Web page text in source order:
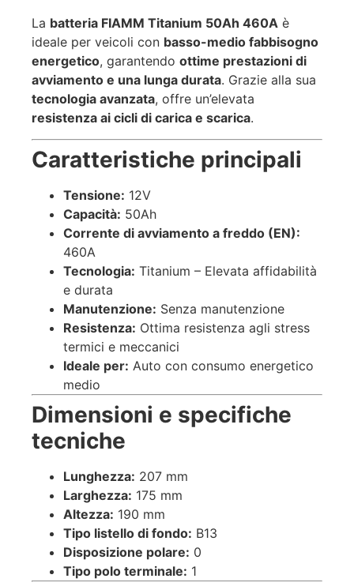
La batteria FIAMM Titanium 50Ah 460A è
ideale per veicoli con basso-medio fabbisogno
energetico, garantendo ottime prestazioni di
avviamento e una lunga durata. Grazie alla sua
tecnologia avanzata, offre un’elevata
resistenza ai cicli di carica e scarica.
Caratteristiche principali
Tensione: 12V
Capacità: 50Ah
Corrente di avviamento a freddo (EN):
460A
Tecnologia: Titanium – Elevata affidabilità
e durata
Manutenzione: Senza manutenzione
Resistenza: Ottima resistenza agli stress
termici e meccanici
Ideale per: Auto con consumo energetico
medio
Dimensioni e specifiche
tecniche
Lunghezza: 207 mm
Larghezza: 175 mm
Altezza: 190 mm
Tipo listello di fondo: B13
Disposizione polare: 0
Tipo polo terminale: 1